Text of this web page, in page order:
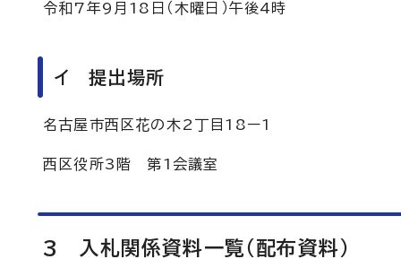
令和7年9月18日（木曜日）午後4時
イ 提出場所
名古屋市西区花の木2丁目18ー1
西区役所3階 第1会議室
3 入札関係資料一覧（配布資料）